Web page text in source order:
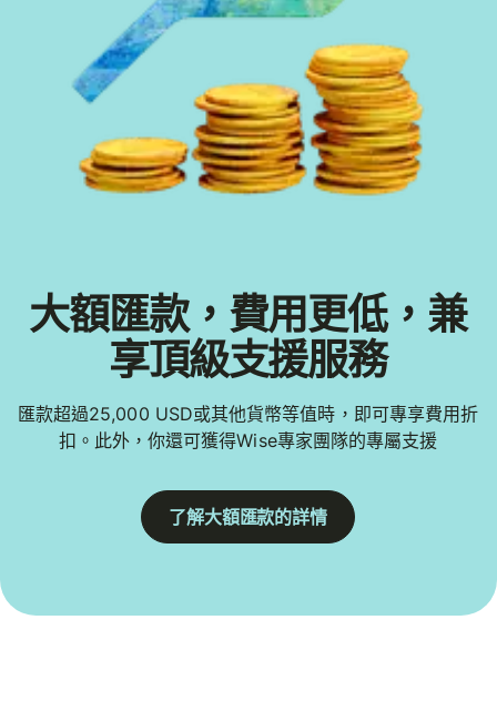
大額匯款，費用更低，兼
享頂級支援服務
匯款超過25,000 USD或其他貨幣等值時，即可專享費用折
扣。此外，你還可獲得Wise專家團隊的專屬支援
了解大額匯款的詳情